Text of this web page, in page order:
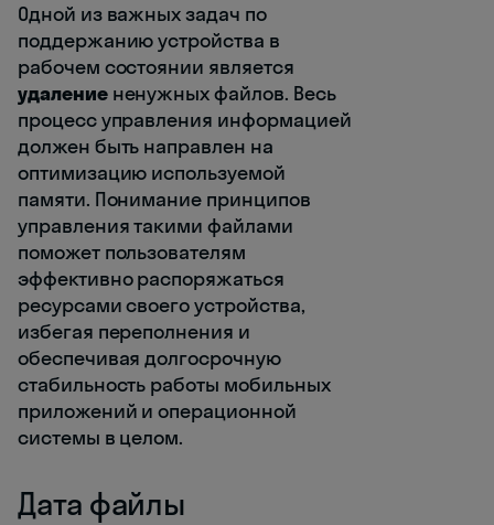
Одной из важных задач по
поддержанию устройства в
рабочем состоянии является
удалениененужных файлов. Весь
процесс управления информацией
должен быть направлен на
оптимизацию используемой
памяти. Понимание принципов
управления такими файлами
поможет пользователям
эффективно распоряжаться
ресурсами своего устройства,
избегая переполнения и
обеспечивая долгосрочную
стабильность работы мобильных
приложений и операционной
системы в целом.
Дата файлы